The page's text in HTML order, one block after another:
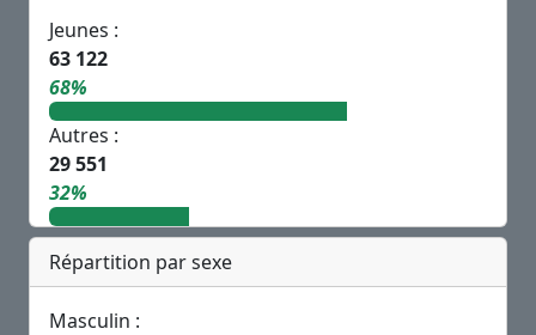
Jeunes :
63 122
68%
Autres :
29 551
32%
Répartition par sexe
Masculin :